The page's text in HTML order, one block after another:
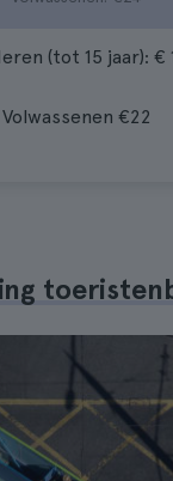
(tot 15 jaar): €
Volwassenen €22